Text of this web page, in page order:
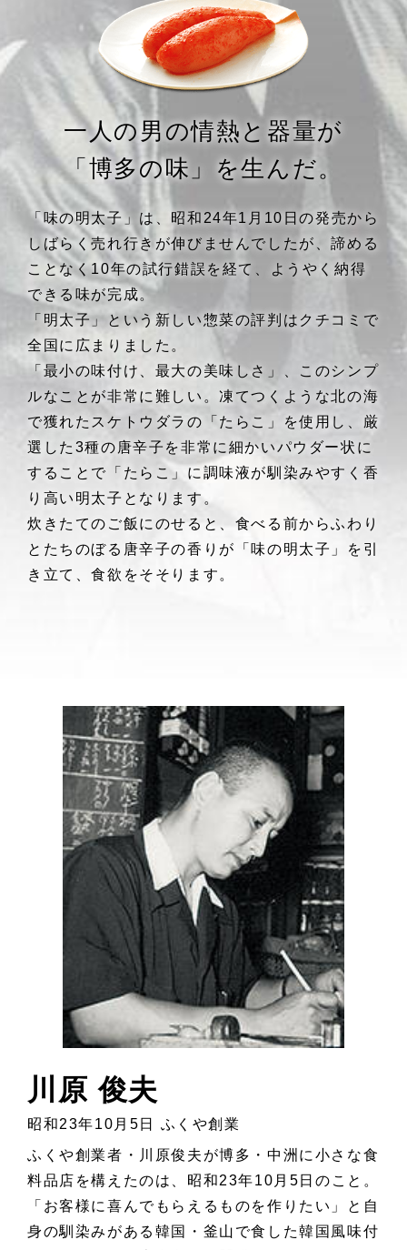
一人の男の情熱と器量が
「博多の味」を生んだ。
「味の明太子」は、昭和24年1月10日の発売から
しばらく売れ行きが伸びませんでしたが、諦める
ことなく10年の試行錯誤を経て、ようやく納得
できる味が完成。
「明太子」という新しい惣菜の評判はクチコミで
全国に広まりました。
「最小の味付け、最大の美味しさ」、このシンプ
ルなことが非常に難しい。凍てつくような北の海
で獲れたスケトウダラの「たらこ」を使用し、厳
選した3種の唐辛子を非常に細かいパウダー状に
することで「たらこ」に調味液が馴染みやすく香
り高い明太子となります。
炊きたてのご飯にのせると、食べる前からふわり
とたちのぼる唐辛子の香りが「味の明太子」を引
き立て、食欲をそそります。
川原 俊夫
昭和23年10月5日 ふくや創業
ふくや創業者・川原俊夫が博多・中洲に小さな食
料品店を構えたのは、昭和23年10月5日のこと。
「お客様に喜んでもらえるものを作りたい」と自
身の馴染みがある韓国・釜山で食した韓国風味付